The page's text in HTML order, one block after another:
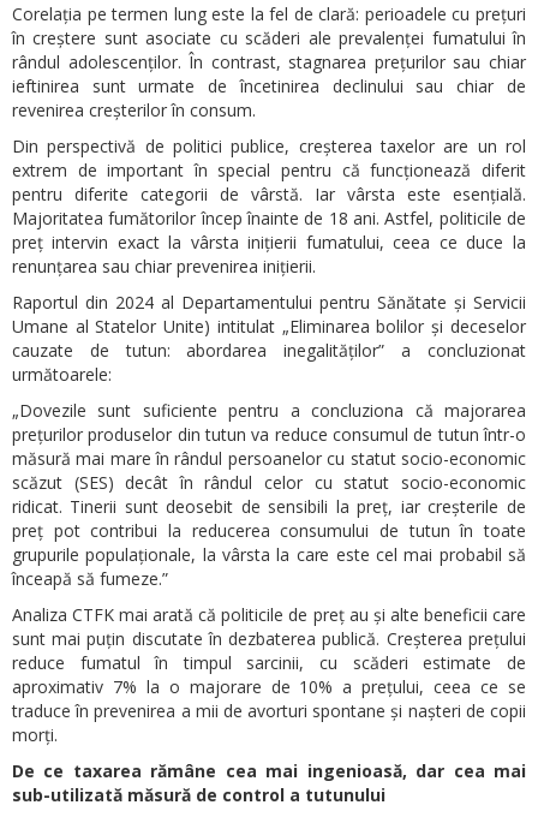
Corelația pe termen lung este la fel de clară: perioadele cu prețuri
în creștere sunt asociate cu scăderi ale prevalenței fumatului în
rândul adolescenților. În contrast, stagnarea prețurilor sau chiar
ieftinirea sunt urmate de încetinirea declinului sau chiar de
revenirea creșterilor în consum.
Din perspectivă de politici publice, creșterea taxelor are un rol
extrem de important în special pentru că funcționează diferit
pentru diferite categorii de vârstă. Iar vârsta este esențială.
Majoritatea fumătorilor încep înainte de 18 ani. Astfel, politicile de
preț intervin exact la vârsta inițierii fumatului, ceea ce duce la
renunțarea sau chiar prevenirea inițierii.
Raportul din 2024 al Departamentului pentru Sănătate și Servicii
Umane al Statelor Unite) intitulat „Eliminarea bolilor și deceselor
cauzate de tutun: abordarea inegalităților” a concluzionat
următoarele:
„Dovezile sunt suficiente pentru a concluziona că majorarea
prețurilor produselor din tutun va reduce consumul de tutun într-o
măsură mai mare în rândul persoanelor cu statut socio-economic
scăzut (SES) decât în rândul celor cu statut socio-economic
ridicat. Tinerii sunt deosebit de sensibili la preț, iar creșterile de
preț pot contribui la reducerea consumului de tutun în toate
grupurile populaționale, la vârsta la care este cel mai probabil să
înceapă să fumeze.”
Analiza CTFK mai arată că politicile de preț au și alte beneficii care
sunt mai puțin discutate în dezbaterea publică. Creșterea prețului
reduce fumatul în timpul sarcinii, cu scăderi estimate de
aproximativ 7% la o majorare de 10% a prețului, ceea ce se
traduce în prevenirea a mii de avorturi spontane și nașteri de copii
morți.
De ce taxarea rămâne cea mai ingenioasă, dar cea mai
sub-utilizată măsură de control a tutunului